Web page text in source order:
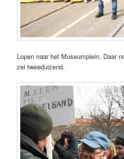
Lopen naar het Museumplein. Daar
zei tweeduizend.